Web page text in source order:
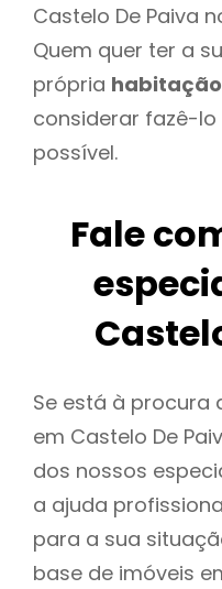
Castelo De Paiva
Quem quer ter a
própria habitação
considerar fazê-
possível.
Fale
Se está à procura
em Castelo De
dos nossos
a ajuda
para a sua
base de imóveis